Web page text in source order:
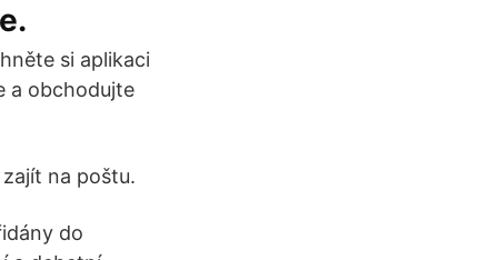
si aplikaci
a obchodujte
na poštu.
do